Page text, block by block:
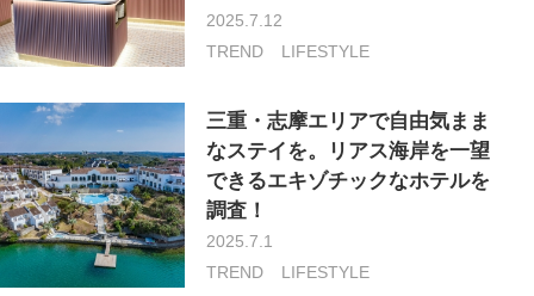
2025.7.12
TREND
LIFESTYLE
三重・志摩エリアで自由気まま
なステイを。リアス海岸を一望
できるエキゾチックなホテルを
調査！
2025.7.1
TREND
LIFESTYLE